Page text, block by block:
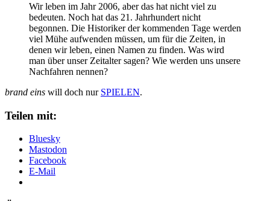
Wir leben im Jahr 2006, aber das hat nicht viel zu
bedeuten. Noch hat das 21. Jahrhundert nicht
begonnen. Die Historiker der kommenden Tage werden
viel Mühe aufwenden müssen, um für die Zeiten, in
denen wir leben, einen Namen zu finden. Was wird
man über unser Zeitalter sagen? Wie werden uns unsere
Nachfahren nennen?
brand eins will doch nur SPIELEN.
Teilen mit:
Bluesky
Mastodon
Facebook
E-Mail